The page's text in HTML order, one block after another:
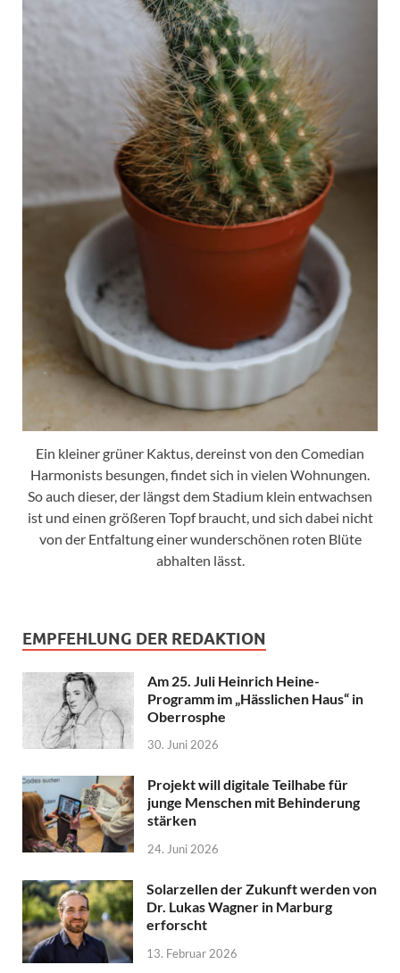
Ein kleiner grüner Kaktus, dereinst von den Comedian
Harmonists besungen, findet sich in vielen Wohnungen.
So auch dieser, der längst dem Stadium klein entwachsen
ist und einen größeren Topf braucht, und sich dabei nicht
von der Entfaltung einer wunderschönen roten Blüte
abhalten lässt.
EMPFEHLUNG DER REDAKTION
Am 25. Juli Heinrich Heine-
Programm im „Hässlichen Haus“ in
Oberrosphe
30. Juni 2026
Projekt will digitale Teilhabe für
junge Menschen mit Behinderung
stärken
24. Juni 2026
Solarzellen der Zukunft werden von
Dr. Lukas Wagner in Marburg
erforscht
13. Februar 2026